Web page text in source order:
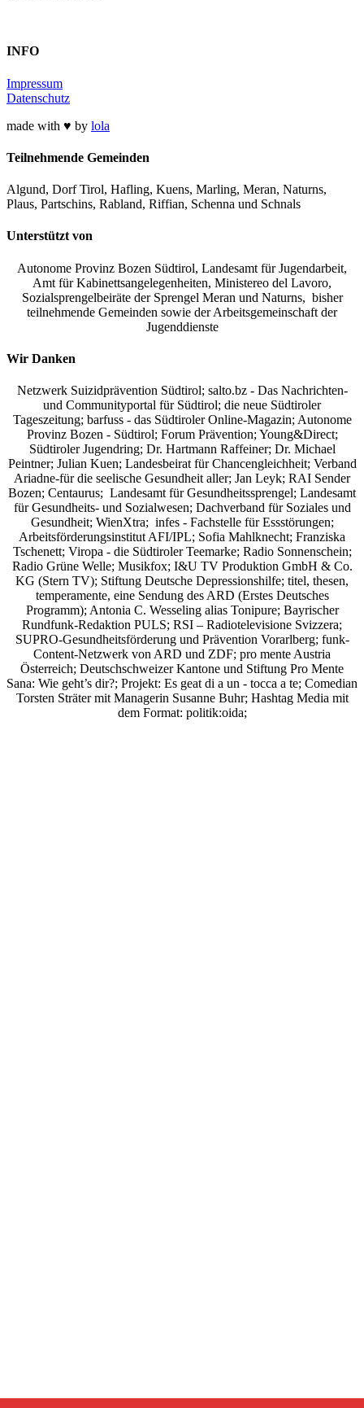
INFO
Impressum
Datenschutz
made with ♥ by lola
Teilnehmende Gemeinden
Algund, Dorf Tirol, Hafling, Kuens, Marling, Meran, Naturns,
Plaus, Partschins, Rabland, Riffian, Schenna und Schnals
Unterstützt von
Autonome Provinz Bozen Südtirol, Landesamt für Jugendarbeit,
Amt für Kabinettsangelegenheiten, Ministereo del Lavoro,
Sozialsprengelbeiräte der Sprengel Meran und Naturns, bisher
teilnehmende Gemeinden sowie der Arbeitsgemeinschaft der
Jugenddienste
Wir Danken
Netzwerk Suizidprävention Südtirol; salto.bz - Das Nachrichten-
und Communityportal für Südtirol; die neue Südtiroler
Tageszeitung; barfuss - das Südtiroler Online-Magazin; Autonome
Provinz Bozen - Südtirol; Forum Prävention; Young&Direct;
Südtiroler Jugendring; Dr. Hartmann Raffeiner; Dr. Michael
Peintner; Julian Kuen; Landesbeirat für Chancengleichheit; Verband
Ariadne-für die seelische Gesundheit aller; Jan Leyk; RAI Sender
Bozen; Centaurus; Landesamt für Gesundheitssprengel; Landesamt
für Gesundheits- und Sozialwesen; Dachverband für Soziales und
Gesundheit; WienXtra; infes - Fachstelle für Essstörungen;
Arbeitsförderungsinstitut AFI/IPL; Sofia Mahlknecht; Franziska
Tschenett; Viropa - die Südtiroler Teemarke; Radio Sonnenschein;
Radio Grüne Welle; Musikfox; I&U TV Produktion GmbH & Co.
KG (Stern TV); Stiftung Deutsche Depressionshilfe; titel, thesen,
temperamente, eine Sendung des ARD (Erstes Deutsches
Programm); Antonia C. Wesseling alias Tonipure; Bayrischer
Rundfunk-Redaktion PULS; RSI – Radiotelevisione Svizzera;
SUPRO-Gesundheitsförderung und Prävention Vorarlberg; funk-
Content-Netzwerk von ARD und ZDF; pro mente Austria
Österreich; Deutschschweizer Kantone und Stiftung Pro Mente
Sana: Wie geht’s dir?; Projekt: Es geat di a un - tocca a te; Comedian
Torsten Sträter mit Managerin Susanne Buhr; Hashtag Media mit
dem Format: politik:oida;